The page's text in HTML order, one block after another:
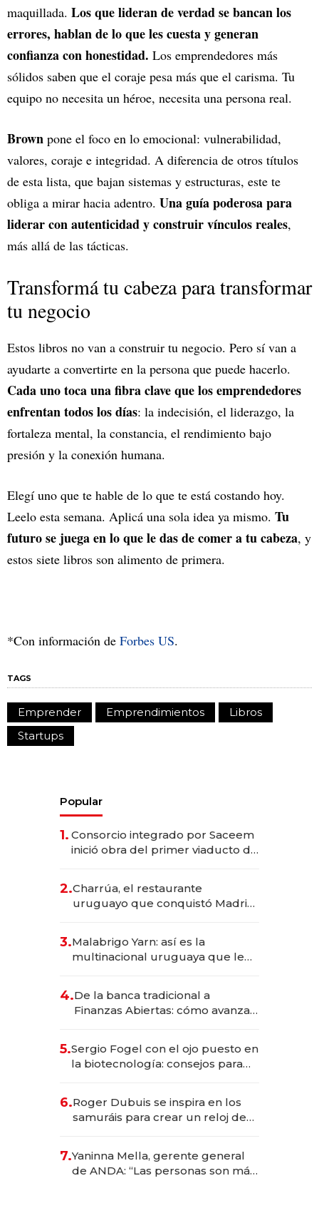
maquillada. Los que lideran de verdad se bancan los
errores, hablan de lo que les cuesta y generan
confianza con honestidad. Los emprendedores más
sólidos saben que el coraje pesa más que el carisma. Tu
equipo no necesita un héroe, necesita una persona real.
Brown pone el foco en lo emocional: vulnerabilidad,
valores, coraje e integridad. A diferencia de otros títulos
de esta lista, que bajan sistemas y estructuras, este te
obliga a mirar hacia adentro. Una guía poderosa para
liderar con autenticidad y construir vínculos reales,
más allá de las tácticas.
Transformá tu cabeza para transformar
tu negocio
Estos libros no van a construir tu negocio. Pero sí van a
ayudarte a convertirte en la persona que puede hacerlo.
Cada uno toca una fibra clave que los emprendedores
enfrentan todos los días: la indecisión, el liderazgo, la
fortaleza mental, la constancia, el rendimiento bajo
presión y la conexión humana.
Elegí uno que te hable de lo que te está costando hoy.
Leelo esta semana. Aplicá una sola idea ya mismo. Tu
futuro se juega en lo que le das de comer a tu cabeza, y
estos siete libros son alimento de primera.
*Con información de Forbes US.
TAGS
Emprender Emprendimientos
Libros
Startups
Popular
1. Consorcio integrado por Saceem
inició obra del primer viaducto de
millones
2.Charrúa, el restaurante
uruguayo que conquistó Madrid:
anticipación y prepara apertura
3.Malabrigo Yarn: así es la
multinacional uruguaya que le
4.De la banca tradicional a
Finanzas Abiertas: cómo avanza
5.Sergio Fogel con el ojo puesto en
la biotecnología: consejos para
6.Roger Dubuis se inspira en los
samuráis para crear un reloj de
7.Yaninna Mella, gerente general
de ANDA: “Las personas son más